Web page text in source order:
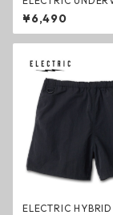
TANK TREE CAMO
ンクトップ ツリー
トリック ファッシ
¥6,490
ELECTRIC HYBRID